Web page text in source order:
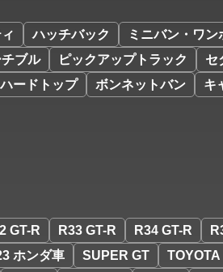
ハッチバック
ミニバン・ワン
ブル
ピックアップトラック セ
ハードトップ ボンネットバン キ
GT-R R33 GT-R R34 GT-R
ホンダ車 SUPER GT TOYOTA